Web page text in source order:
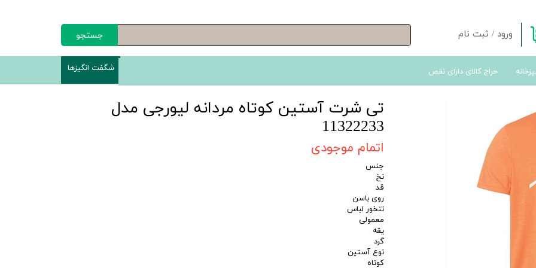
ورود / ثبت نام
تغییر گذر واژه
جستجو
حراج کالای دارای نقص شگفت انگیزها
تی شرت آستین کوتاه مردانه لیورجی مدل
11322233
اتمام موجودی
جنس
نخ
قد
روی باسن
تنخور لباس
معمولی
یقه
گرد
نوع آستین
کوتاه